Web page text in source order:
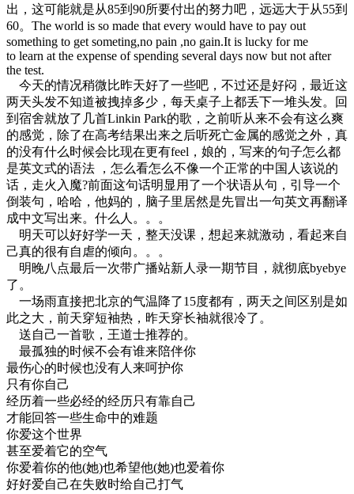
出，这可能就是从85到90所要付出的努力吧，远远大于从55到
60。The world is so made that every would have to pay out
something to get someting,no pain ,no gain.It is lucky for me
to learn at the expense of spending several days now but not after
the test.
今天的情况稍微比昨天好了一些吧，不过还是好闷，最近这
两天头发不知道被拽掉多少，每天桌子上都丢下一堆头发。回
到宿舍就放了几首Linkin Park的歌，之前听从来不会有这么爽
的感觉，除了在高考结果出来之后听死亡金属的感觉之外，真
的没有什么时候会比现在更有feel，娘的，写来的句子怎么都
是英文式的语法 ，怎么看怎么不像一个正常的中国人该说的
话，走火入魔?前面这句话明显用了一个状语从句，引导一个
倒装句，哈哈，他妈的，脑子里居然是先冒出一句英文再翻译
成中文写出来。什么人。。。
明天可以好好学一天，整天没课，想起来就激动，看起来自
己真的很有自虐的倾向。。。
明晚八点最后一次带广播站新人录一期节目，就彻底byebye
了。
一场雨直接把北京的气温降了15度都有，两天之间区别是如
此之大，前天穿短袖热，昨天穿长袖就很冷了。
送自己一首歌，王道士推荐的。
最孤独的时候不会有谁来陪伴你
最伤心的时候也没有人来呵护你
只有你自己
经历着一些必经的经历只有靠自己
才能回答一些生命中的难题
你爱这个世界
甚至爱着它的空气
你爱着你的他(她)也希望他(她)也爱着你
好好爱自己在失败时给自己打气